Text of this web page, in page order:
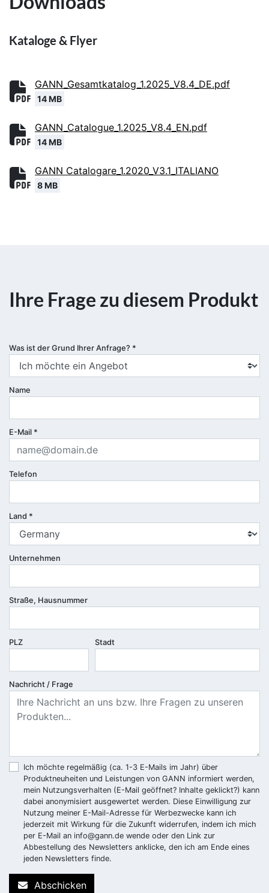
Kataloge & Flyer
GANN_Gesamtkatalog_1.2025_V8.4_DE.pdf
14 MB
GANN_Catalogue_1.2025_V8.4_EN.pdf
14 MB
GANN Catalogare_1.2020_V3.1_ITALIANO
8 MB
Ihre Frage zu diesem Produkt
Was ist der Grund Ihrer Anfrage? *
Name
E-Mail *
Telefon
Land *
Unternehmen
Straße, Hausnummer
PLZ Stadt
Nachricht / Frage
Ich möchte regelmäßig (ca. 1-3 E-Mails im Jahr) über
Produktneuheiten und Leistungen von GANN informiert werden,
mein Nutzungsverhalten (E-Mail geöffnet? Inhalte geklickt?) kann
dabei anonymisiert ausgewertet werden. Diese Einwilligung zur
Nutzung meiner E-Mail-Adresse für Werbezwecke kann ich
jederzeit mit Wirkung für die Zukunft widerrufen, indem ich mich
per E-Mail an info@gann.de wende oder den Link zur
Abbestellung des Newsletters anklicke, den ich am Ende eines
jeden Newsletters finde.
Abschicken